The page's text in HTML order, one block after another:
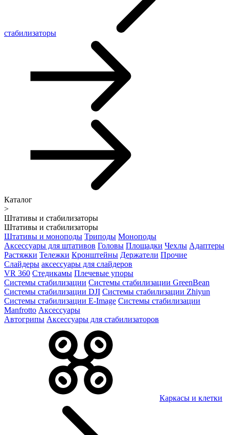
стабилизаторы
Каталог
>
Штативы и стабилизаторы
Штативы и стабилизаторы
Штативы и моноподы Триподы Моноподы
Аксессуары для штативов Головы Площадки Чехлы Адаптеры
Растяжки Тележки Кронштейны Держатели Прочие
Слайдеры аксессуары для слайдеров
VR 360 Стедикамы Плечевые упоры
Системы стабилизации Системы стабилизации GreenBean
Системы стабилизации DJI Системы стабилизации Zhiyun
Системы стабилизации E-Image Системы стабилизации
Manfrotto Аксессуары
Автогрипы Аксессуары для стабилизаторов
Каркасы и клетки